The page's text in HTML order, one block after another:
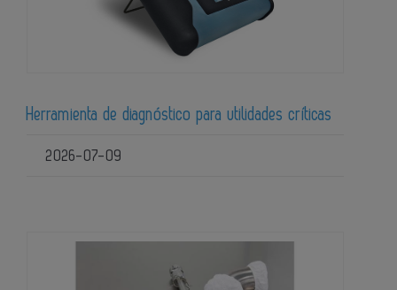
Herramienta de diagnóstico para utilidades críticas
2026-07-09